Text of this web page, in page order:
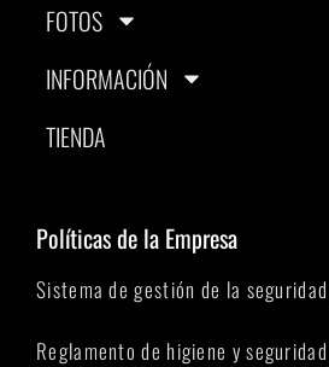
FOTOS
INFORMACIÓN
TIENDA
Políticas de la Empresa
Sistema de gestión de la
Reglamento de higiene y